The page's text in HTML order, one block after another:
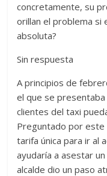
concretamente, su
orillan el problema si
absoluta?
Sin respuesta
A principios de
el que se presentaba
clientes del taxi
Preguntado por este
tarifa única para ir al
ayudaría a asestar
alcalde dio un paso